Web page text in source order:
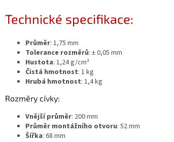
Technické specifikace:
Průměr: 1,75 mm
Tolerance rozměrů: ± 0,05 mm
Hustota: 1,24 g/cm³
Čistá hmotnost: 1 kg
Hrubá hmotnost: 1,4 kg
Rozměry cívky:
Vnější průměr: 200 mm
Průměr montážního otvoru: 52 mm
Šířka: 68 mm